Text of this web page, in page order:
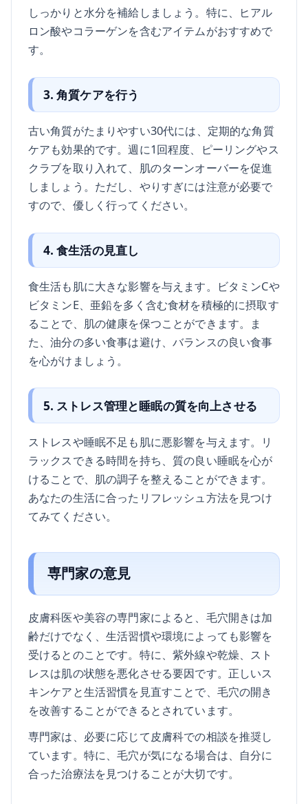
しっかりと水分を補給しましょう。特に、ヒアル
ロン酸やコラーゲンを含むアイテムがおすすめで
す。
3. 角質ケアを行う
古い角質がたまりやすい30代には、定期的な角質
ケアも効果的です。週に1回程度、ピーリングやス
クラブを取り入れて、肌のターンオーバーを促進
しましょう。ただし、やりすぎには注意が必要で
すので、優しく行ってください。
4. 食生活の見直し
食生活も肌に大きな影響を与えます。ビタミンCや
ビタミンE、亜鉛を多く含む食材を積極的に摂取す
ることで、肌の健康を保つことができます。ま
た、油分の多い食事は避け、バランスの良い食事
を心がけましょう。
5. ストレス管理と睡眠の質を向上させる
ストレスや睡眠不足も肌に悪影響を与えます。リ
ラックスできる時間を持ち、質の良い睡眠を心が
けることで、肌の調子を整えることができます。
あなたの生活に合ったリフレッシュ方法を見つけ
てみてください。
専門家の意見
皮膚科医や美容の専門家によると、毛穴開きは加
齢だけでなく、生活習慣や環境によっても影響を
受けるとのことです。特に、紫外線や乾燥、スト
レスは肌の状態を悪化させる要因です。正しいス
キンケアと生活習慣を見直すことで、毛穴の開き
を改善することができるとされています。
専門家は、必要に応じて皮膚科での相談を推奨し
ています。特に、毛穴が気になる場合は、自分に
合った治療法を見つけることが大切です。